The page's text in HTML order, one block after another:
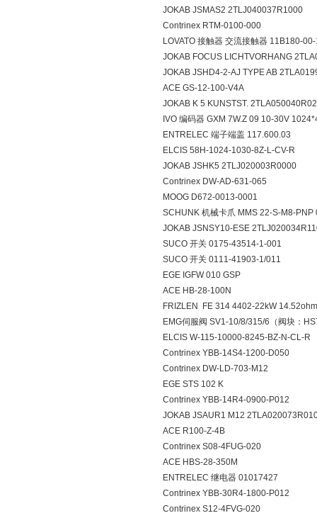
JOKAB JSMAS2 2TLJ040037R1000
Contrinex RTM-0100-000
LOVATO 接触器 交流接触器 11B180-
JOKAB FOCUS LICHTVORHANG
JOKAB JSHD4-2-AJ TYPE AB
ACE GS-12-100-V4A
JOKAB K 5 KUNSTST.
IVO 编码器 GXM 7W.Z 09 10-30V
ENTRELEC 端子端盖 117.600.03
ELCIS 58H-1024-1030-8Z-L-CV-R
JOKAB JSHK5 2TLJ020003R0000
Contrinex DW-AD-631-065
MOOG D672-0013-0001
SCHUNK 机械卡爪 MMS 22-S-M8-PNP
JOKAB JSNSY10-ESE
SUCO 开关 0175-43514-1-001
SUCO 开关 0111-41903-1/011
EGE IGFW 010 GSP
ACE HB-28-100N
FRIZLEN FE 314 4402-22kW
EMG伺服阀 SV1-10/8/315/6（阀块：
ELCIS W-115-10000-8245-BZ-N-CL-R
Contrinex YBB-14S4-1200-D050
Contrinex DW-LD-703-M12
EGE STS 102 K
Contrinex YBB-14R4-0900-P012
JOKAB JSAUR1 M12
ACE R100-Z-4B
Contrinex S08-4FUG-020
ACE HBS-28-350M
ENTRELEC 继电器 01017427
Contrinex YBB-30R4-1800-P012
Contrinex S12-4FVG-020